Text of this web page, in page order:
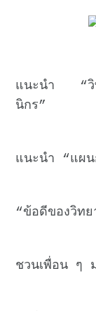
แนะนำ “วิท
นิกร”
แนะนำ “แผน
“ข้อดีของวิ
ชวนเพื่อน ๆ